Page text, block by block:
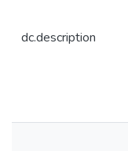
dc.description